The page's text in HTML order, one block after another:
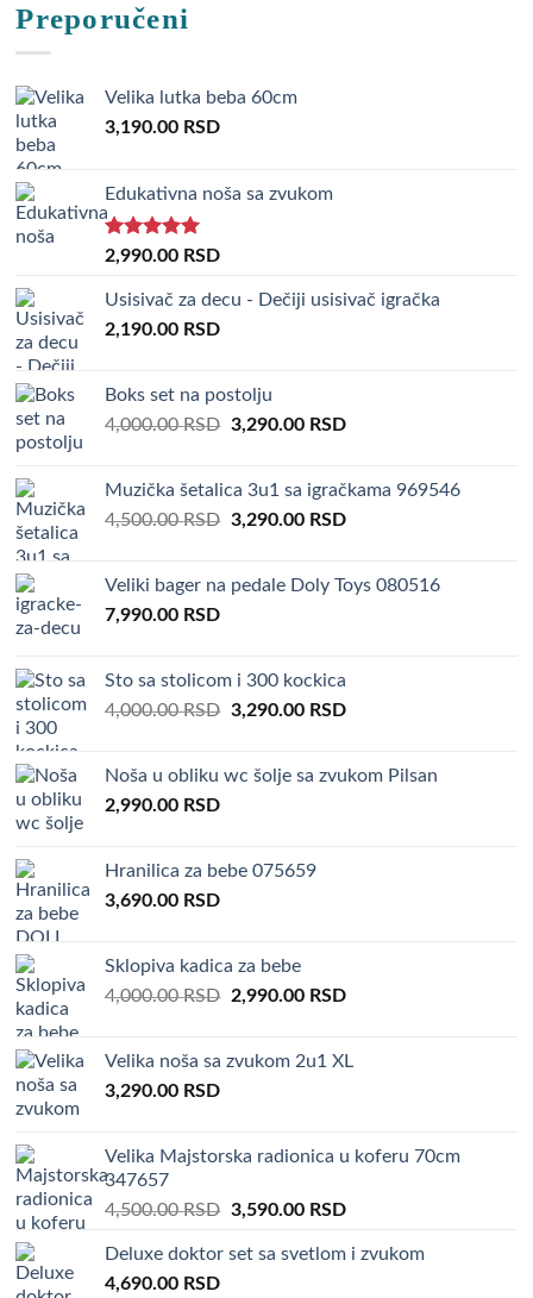
Preporučeni
Velika lutka beba 60cm
3,190.00 RSD
Edukativna noša sa zvukom
Rated5.00
2,990.00 RSD
Usisivač za decu - Dečiji usisivač igračka
2,190.00 RSD
Boks set na postolju
4,000.00RSD Original
4,000.00 RSD.
3,290.00 RSDCurrent
3,290.00 RSD.
Muzička šetalica 3u1 sa igračkama 969546
4,500.00RSD Original
4,500.00 RSD.
3,290.00 RSDCurrent
3,290.00 RSD.
Veliki bager na pedale Doly Toys 080516
7,990.00 RSD
Sto sa stolicom i 300 kockica
4,000.00RSD Original
4,000.00 RSD.
3,290.00 RSDCurrent
3,290.00 RSD.
Noša u obliku wc šolje sa zvukom Pilsan
2,990.00 RSD
Hranilica za bebe 075659
3,690.00 RSD
Sklopiva kadica za bebe
4,000.00RSD Original
4,000.00 RSD.
2,990.00 RSDCurrent
2,990.00 RSD.
Velika noša sa zvukom 2u1 XL
3,290.00 RSD
Velika Majstorska radionica u koferu 70cm
347657
4,500.00RSD Original
was:
3,590.00 RSDCurrent
is:
Deluxe doktor set sa svetlom i zvukom
4,690.00 RSD